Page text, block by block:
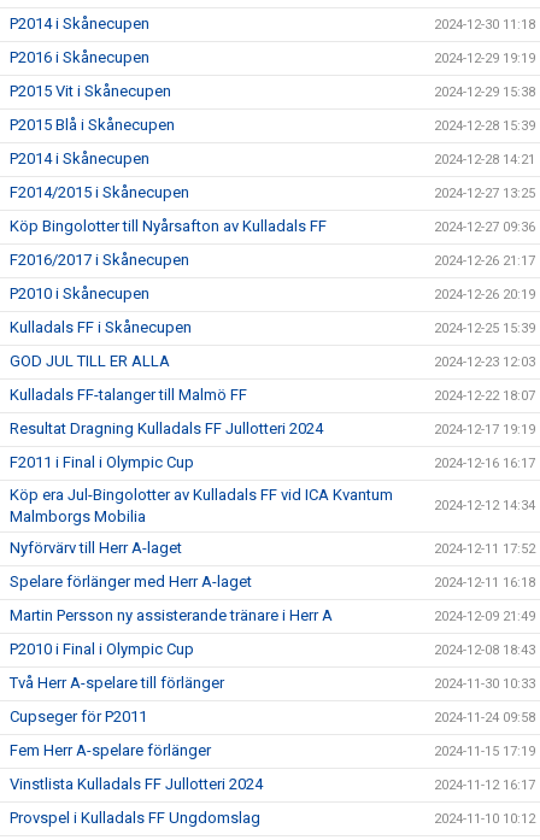
P2014 i Skånecupen 2024-12-30 11:18
P2016 i Skånecupen 2024-12-29 19:19
P2015 Vit i Skånecupen 2024-12-29 15:38
P2015 Blå i Skånecupen 2024-12-28 15:39
P2014 i Skånecupen 2024-12-28 14:21
F2014/2015 i Skånecupen 2024-12-27 13:25
Köp Bingolotter till Nyårsafton av Kulladals FF 2024-12-27 09:36
F2016/2017 i Skånecupen 2024-12-26 21:17
P2010 i Skånecupen 2024-12-26 20:19
Kulladals FF i Skånecupen 2024-12-25 15:39
GOD JUL TILL ER ALLA 2024-12-23 12:03
Kulladals FF-talanger till Malmö FF 2024-12-22 18:07
Resultat Dragning Kulladals FF Jullotteri 2024 2024-12-17 19:19
F2011 i Final i Olympic Cup 2024-12-16 16:17
Köp era Jul-Bingolotter av Kulladals FF vid ICA Kvantum
Malmborgs Mobilia
2024-12-12 14:34
Nyförvärv till Herr A-laget 2024-12-11 17:52
Spelare förlänger med Herr A-laget 2024-12-11 16:18
Martin Persson ny assisterande tränare i Herr A 2024-12-09 21:49
P2010 i Final i Olympic Cup 2024-12-08 18:43
Två Herr A-spelare till förlänger 2024-11-30 10:33
Cupseger för P2011 2024-11-24 09:58
Fem Herr A-spelare förlänger 2024-11-15 17:19
Vinstlista Kulladals FF Jullotteri 2024 2024-11-12 16:17
Provspel i Kulladals FF Ungdomslag 2024-11-10 10:12